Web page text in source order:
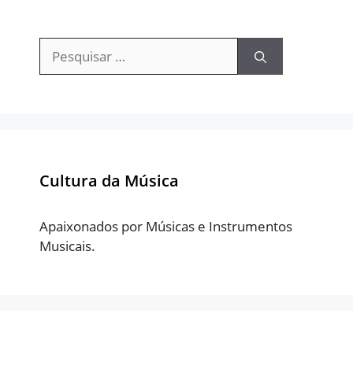
Pesquisar
por:
Cultura da Música
Apaixonados por Músicas e Instrumentos
Musicais.